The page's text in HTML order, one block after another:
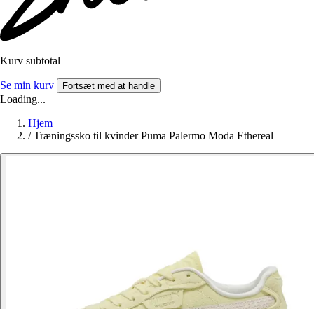
Kurv subtotal
Se min kurv Fortsæt med at handle
Loading...
Hjem
/ Træningssko til kvinder Puma Palermo Moda Ethereal